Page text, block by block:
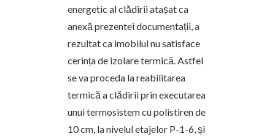
energetic al clădirii atașat ca
anexă prezentei documentații, a
rezultat ca imobilul nu satisface
cerința de izolare termică. Astfel
se va proceda la reabilitarea
termică a clădirii prin executarea
unui termosistem cu polistiren de
10 cm, la nivelul etajelor P-1-6, și